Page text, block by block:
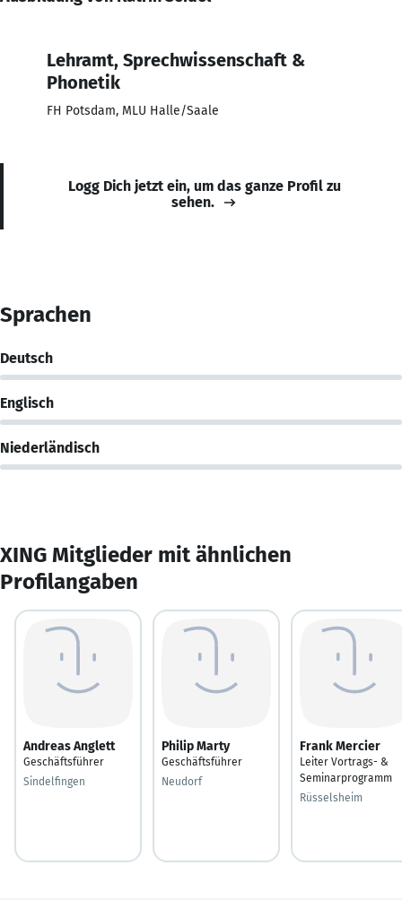
Lehramt, Sprechwissenschaft &
Phonetik
FH Potsdam, MLU Halle/Saale
Logg Dich jetzt ein, um das ganze Profil zu
sehen.
Sprachen
Deutsch
Englisch
Niederländisch
XING Mitglieder mit ähnlichen
Profilangaben
Andreas Anglett
Geschäftsführer
Sindelfingen
Philip Marty
Geschäftsführer
Neudorf
Frank Mercier
Leiter Vortrags- &
Seminarprogramm
Rüsselsheim